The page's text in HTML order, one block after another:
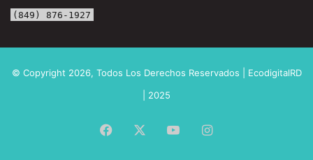
(849) 876-1927
© Copyright 2026, Todos Los Derechos Reservados | EcodigitalRD
| 2025
Facebook YouTubeInstagram